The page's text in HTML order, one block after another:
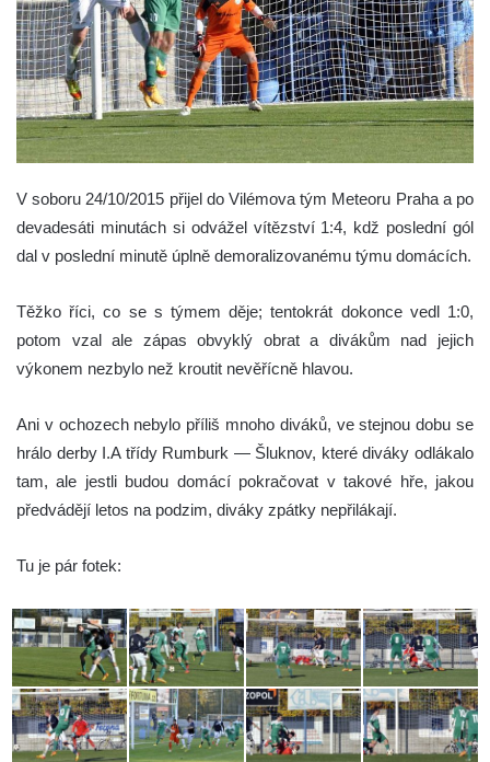
V soboru 24/10/2015 přijel do Vilémova tým Meteoru Praha a po
devadesáti minutách si odvážel vítězství 1:4, kdž poslední gól
dal v poslední minutě úplně demoralizovanému týmu domácích.
Těžko říci, co se s týmem děje; tentokrát dokonce vedl 1:0,
potom vzal ale zápas obvyklý obrat a divákům nad jejich
výkonem nezbylo než kroutit nevěřícně hlavou.
Ani v ochozech nebylo příliš mnoho diváků, ve stejnou dobu se
hrálo derby I.A třídy Rumburk — Šluknov, které diváky odlákalo
tam, ale jestli budou domácí pokračovat v takové hře, jakou
předvádějí letos na podzim, diváky zpátky nepřilákají.
Tu je pár fotek: